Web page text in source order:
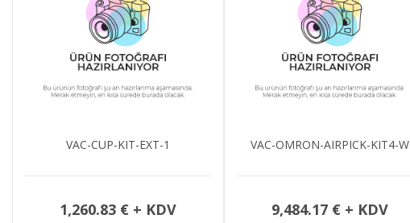
VAC-CUP-KIT-EXT-1
1,260.83 € + KDV
VAC-OMRON-AIRPICK-KIT4-W
9,484.17 € + KDV